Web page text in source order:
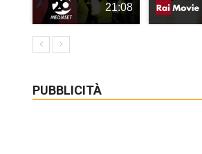
21:08
PUBBLICITÀ